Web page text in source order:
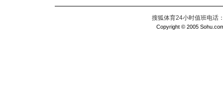
搜狐体育24小时值班电话
Copyright © 2005